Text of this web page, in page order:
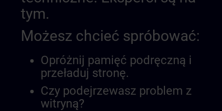
tym.
Możesz chcieć spróbować:
Opróżnij pamięć podręczną i
przeładuj stronę.
Czy podejrzewasz problem z
witryną?